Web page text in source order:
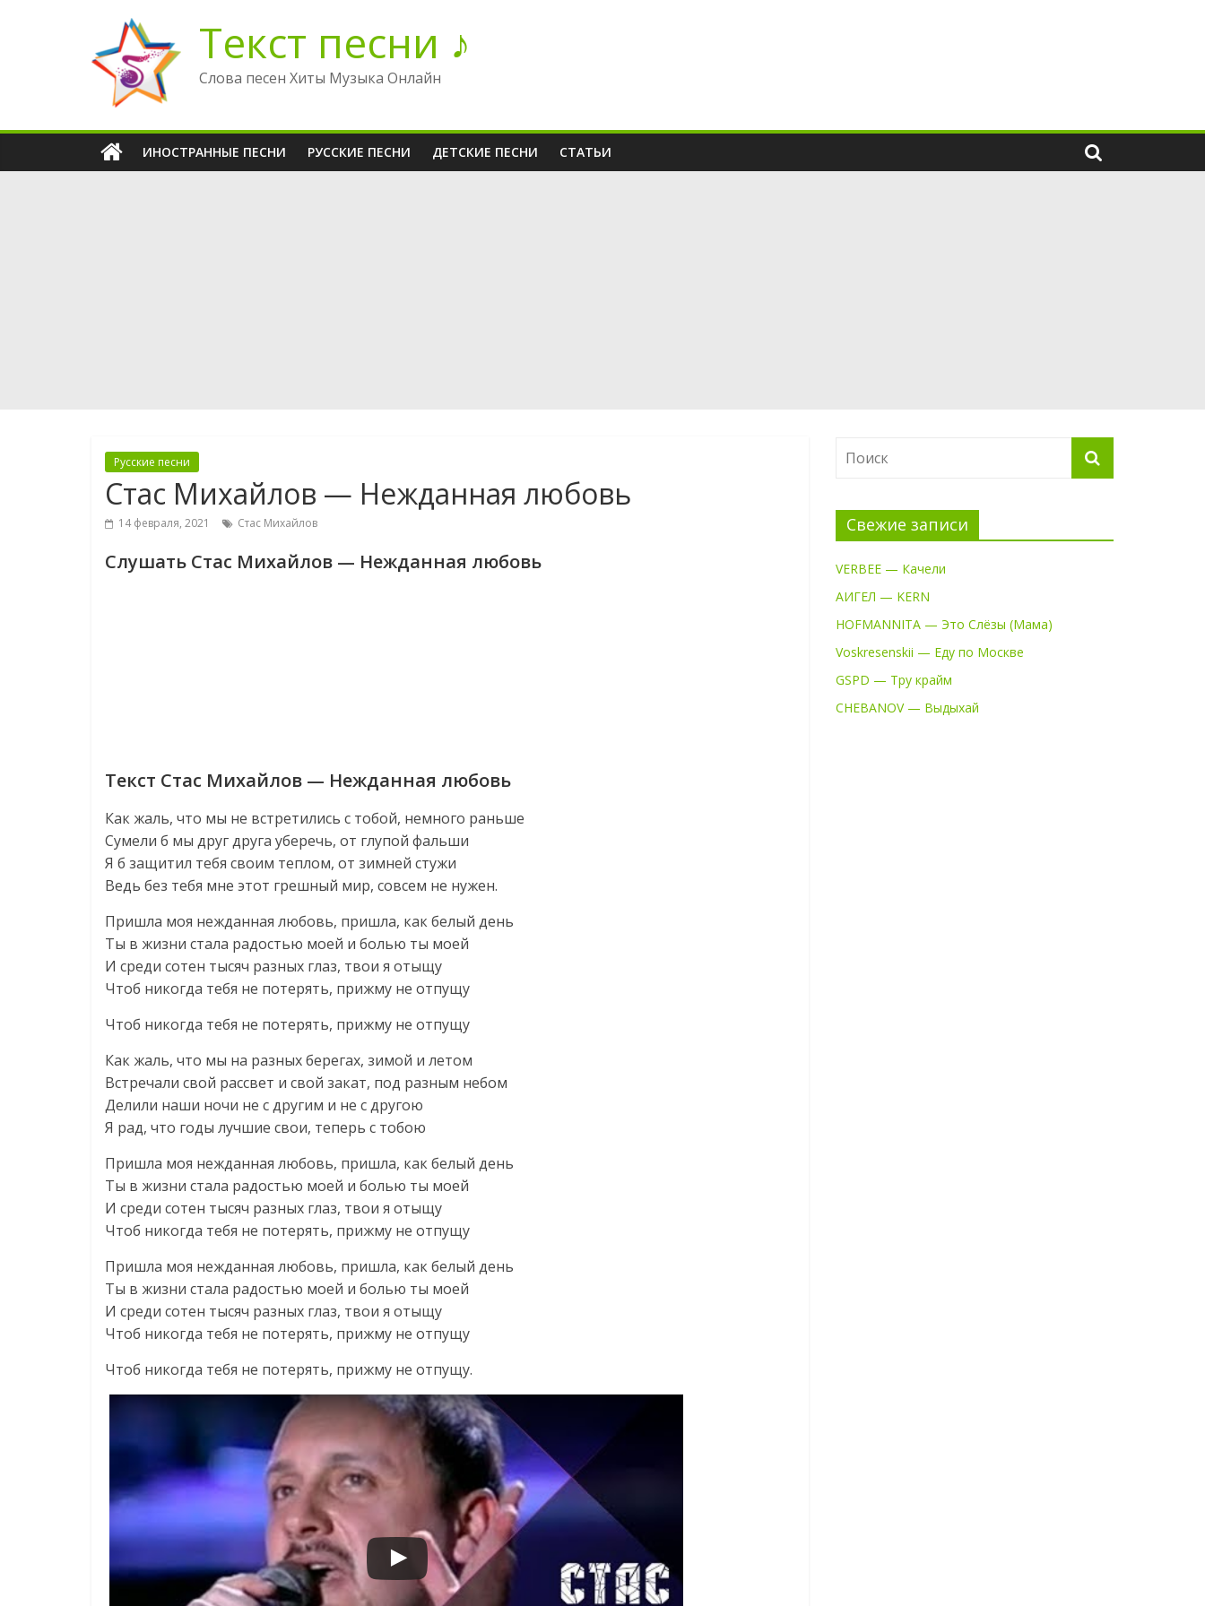
содержимому
Текст песни ♪
Слова песен Хиты Музыка Онлайн
ИНОСТРАННЫЕ ПЕСНИ РУССКИЕ ПЕСНИ ДЕТСКИЕ ПЕСНИ СТАТЬИ
Русские песни
Стас Михайлов — Нежданная любовь
14 февраля, 2021 Стас Михайлов
Слушать Стас Михайлов — Нежданная любовь
Текст Стас Михайлов — Нежданная любовь
Как жаль, что мы не встретились с тобой, немного раньше
Сумели б мы друг друга уберечь, от глупой фальши
Я б защитил тебя своим теплом, от зимней стужи
Ведь без тебя мне этот грешный мир, совсем не нужен.
Пришла моя нежданная любовь, пришла, как белый день
Ты в жизни стала радостью моей и болью ты моей
И среди сотен тысяч разных глаз, твои я отыщу
Чтоб никогда тебя не потерять, прижму не отпущу
Чтоб никогда тебя не потерять, прижму не отпущу
Как жаль, что мы на разных берегах, зимой и летом
Встречали свой рассвет и свой закат, под разным небом
Делили наши ночи не с другим и не с другою
Я рад, что годы лучшие свои, теперь с тобою
Пришла моя нежданная любовь, пришла, как белый день
Ты в жизни стала радостью моей и болью ты моей
И среди сотен тысяч разных глаз, твои я отыщу
Чтоб никогда тебя не потерять, прижму не отпущу
Пришла моя нежданная любовь, пришла, как белый день
Ты в жизни стала радостью моей и болью ты моей
И среди сотен тысяч разных глаз, твои я отыщу
Чтоб никогда тебя не потерять, прижму не отпущу
Чтоб никогда тебя не потерять, прижму не отпущу.
Свежие записи
VERBEE — Качели
АИГЕЛ — KERN
HOFMANNITA — Это Слёзы (Мама)
Voskresenskii — Еду по Москве
GSPD — Тру крайм
CHEBANOV — Выдыхай